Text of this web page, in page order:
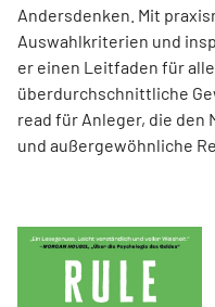
Andersdenken. Mit
Auswahlkriterien und
er einen Leit­faden für
überdurchschnittliche
read für Anleger, die den
und außergewöhnliche